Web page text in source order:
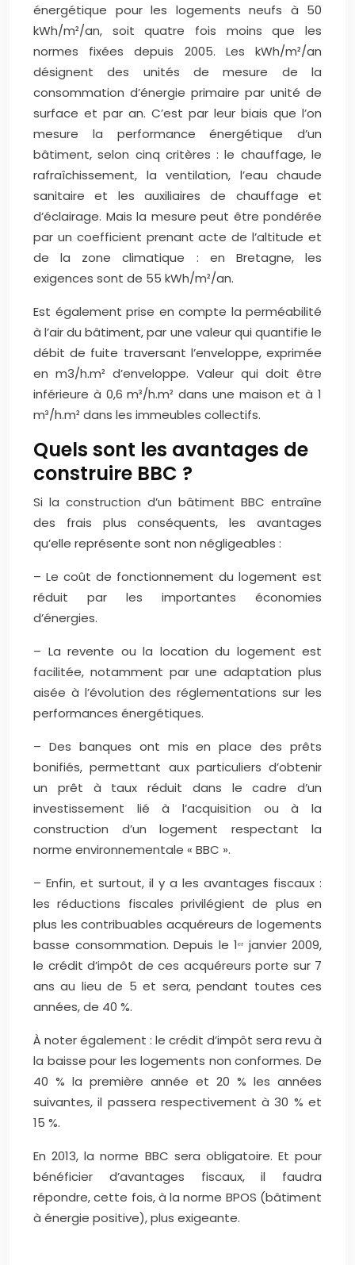
énergétique pour les logements neufs à 50
kWh/m²/an, soit quatre fois moins que les
normes fixées depuis 2005. Les kWh/m²/an
désignent des unités de mesure de la
consommation d’énergie primaire par unité de
surface et par an. C’est par leur biais que l’on
mesure la performance énergétique d’un
bâtiment, selon cinq critères : le chauffage, le
rafraîchissement, la ventilation, l’eau chaude
sanitaire et les auxiliaires de chauffage et
d’éclairage. Mais la mesure peut être pondérée
par un coefficient prenant acte de l’altitude et
de la zone climatique : en Bretagne, les
exigences sont de 55 kWh/m²/an.
Est également prise en compte la perméabilité
à l’air du bâtiment, par une valeur qui quantifie le
débit de fuite traversant l’enveloppe, exprimée
en m3/h.m² d’enveloppe. Valeur qui doit être
inférieure à 0,6 m³/h.m² dans une maison et à 1
m³/h.m² dans les immeubles collectifs.
Quels sont les avantages de
construire BBC ?
Si la construction d’un bâtiment BBC entraîne
des frais plus conséquents, les avantages
qu’elle représente sont non négligeables :
– Le coût de fonctionnement du logement est
réduit par les importantes économies
d’énergies.
– La revente ou la location du logement est
facilitée, notamment par une adaptation plus
aisée à l’évolution des réglementations sur les
performances énergétiques.
– Des banques ont mis en place des prêts
bonifiés, permettant aux particuliers d’obtenir
un prêt à taux réduit dans le cadre d’un
investissement lié à l’acquisition ou à la
construction d’un logement respectant la
norme environnementale « BBC ».
– Enfin, et surtout, il y a les avantages fiscaux :
les réductions fiscales privilégient de plus en
plus les contribuables acquéreurs de logements
basse consommation. Depuis le 1ᵉʳ janvier 2009,
le crédit d’impôt de ces acquéreurs porte sur 7
ans au lieu de 5 et sera, pendant toutes ces
années, de 40 %.
À noter également : le crédit d’impôt sera revu à
la baisse pour les logements non conformes. De
40 % la première année et 20 % les années
suivantes, il passera respectivement à 30 % et
15 %.
En 2013, la norme BBC sera obligatoire. Et pour
bénéficier d’avantages fiscaux, il faudra
répondre, cette fois, à la norme BPOS (bâtiment
à énergie positive), plus exigeante.